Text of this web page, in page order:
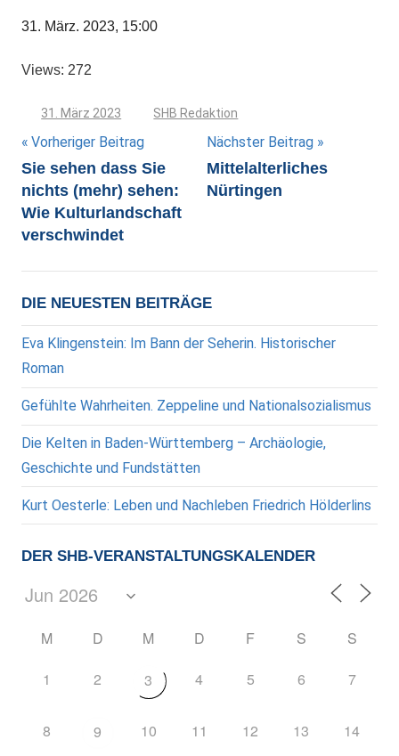
31. März. 2023, 15:00
Views: 272
31. März 2023 SHB Redaktion
Beitragsnavigation
Vorheriger Beitrag
Sie sehen dass Sie
nichts (mehr) sehen:
Wie Kulturlandschaft
verschwindet
Nächster Beitrag
Mittelalterliches
Nürtingen
DIE NEUESTEN BEITRÄGE
Eva Klingenstein: Im Bann der Seherin. Historischer
Roman
Gefühlte Wahrheiten. Zeppeline und Nationalsozialismus
Die Kelten in Baden-Württemberg – Archäologie,
Geschichte und Fundstätten
Kurt Oesterle: Leben und Nachleben Friedrich Hölderlins
DER SHB-VERANSTALTUNGSKALENDER
M D M D F S S
1 2 3 4 5 6 7
8 9 10 11 12 13 14